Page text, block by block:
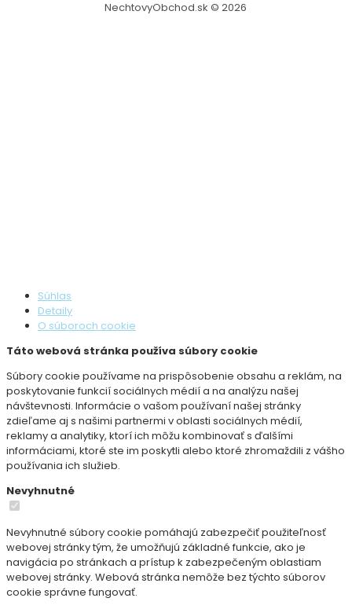
NechtovyObchod.sk © 2026
Súhlas
Detaily
O súboroch cookie
Táto webová stránka používa súbory cookie
Súbory cookie používame na prispôsobenie obsahu a reklám, na
poskytovanie funkcií sociálnych médií a na analýzu našej
návštevnosti. Informácie o vašom používaní našej stránky
zdieľame aj s našimi partnermi v oblasti sociálnych médií,
reklamy a analytiky, ktorí ich môžu kombinovať s ďalšími
informáciami, ktoré ste im poskytli alebo ktoré zhromaždili z vášho
používania ich služieb.
Nevyhnutné
Nevyhnutné súbory cookie pomáhajú zabezpečiť použiteľnosť
webovej stránky tým, že umožňujú základné funkcie, ako je
navigácia po stránkach a prístup k zabezpečeným oblastiam
webovej stránky. Webová stránka nemôže bez týchto súborov
cookie správne fungovať.